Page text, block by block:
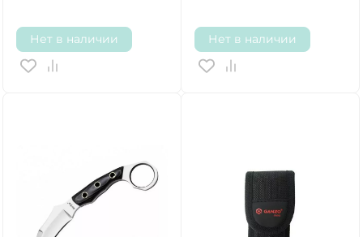
Нет в наличии Нет в наличии